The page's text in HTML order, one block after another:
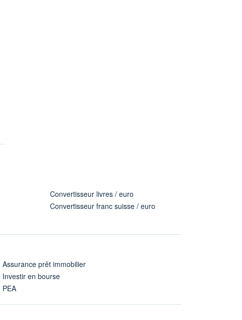
Convertisseur livres / euro
Convertisseur franc suisse / euro
Assurance prêt immobilier
Investir en bourse
PEA